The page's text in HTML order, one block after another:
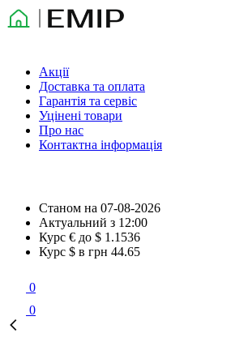
Акції
Доставка та оплата
Гарантія та сервіс
Уцінені товари
Про нас
Контактна інформація
Станом на 07-08-2026
Актуальний з 12:00
Курс € до $ 1.1536
Курс $ в грн 44.65
0
0